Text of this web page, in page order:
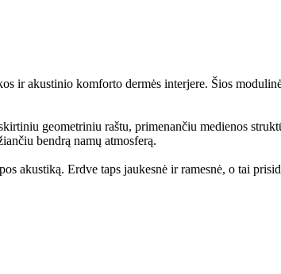
ir akustinio komforto dermės interjere. Šios
geometriniu raštu, primenančiu medienos
bendrą namų atmosferą.
akustiką. Erdve taps jaukesnė ir ramesnė, o tai